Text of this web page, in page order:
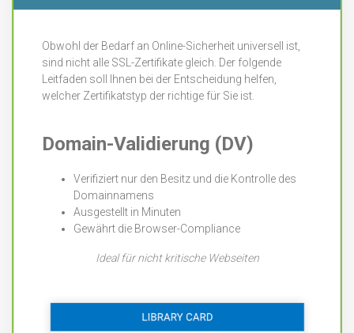
Obwohl der Bedarf an Online-Sicherheit universell ist,
sind nicht alle SSL-Zertifikate gleich. Der folgende
Leitfaden soll Ihnen bei der Entscheidung helfen,
welcher Zertifikatstyp der richtige für Sie ist.
Domain-Validierung (DV)
Verifiziert nur den Besitz und die Kontrolle des
Domainnamens
Ausgestellt in Minuten
Gewährt die Browser-Compliance
Ideal für nicht kritische Webseiten